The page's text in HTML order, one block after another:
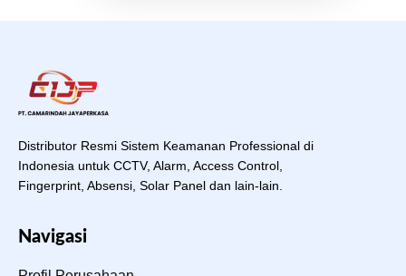
Distributor Resmi Sistem Keamanan Professional di
Indonesia untuk CCTV, Alarm, Access Control,
Fingerprint, Absensi, Solar Panel dan lain-lain.
Navigasi